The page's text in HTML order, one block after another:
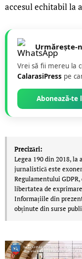
accesul echitabil la
Urmărește-
Vrei să fii mereu la
CalarasiPress pe
Abonează-te
Precizări:
Legea 190 din 2018,
jurnalistică este
Regulamentului
libertatea de
Informațiile din
obținute din surse